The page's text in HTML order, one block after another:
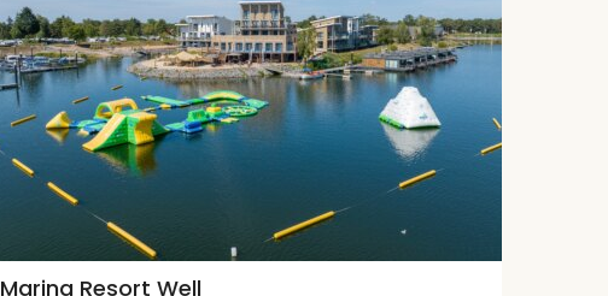
Marina Resort Well